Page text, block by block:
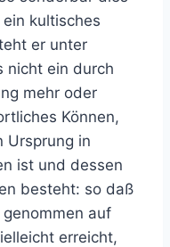
kultisches
er unter
nicht ein durch
mehr oder
Können,
Ursprung in
ist und dessen
besteht: so daß
auf
erreicht,